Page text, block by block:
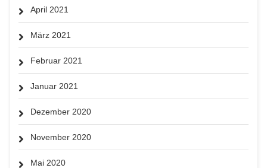
April 2021
März 2021
Februar 2021
Januar 2021
Dezember 2020
November 2020
Mai 2020